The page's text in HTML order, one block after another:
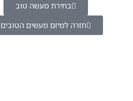
בחירת מעשה טוב
חזרה למיזם מעשים הטובים